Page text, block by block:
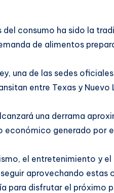
consumo ha sido la
de alimentos
una de las sedes
entre Texas y
una derrama
generado por
el entretenimiento y
aprovechando estas
para disfrutar el